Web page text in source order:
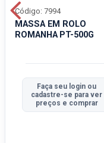
MASSA EM ROLO
ROMANHA PT-500G
Código: 7994
Faça seu login ou
cadastre-se para ver
preços e comprar